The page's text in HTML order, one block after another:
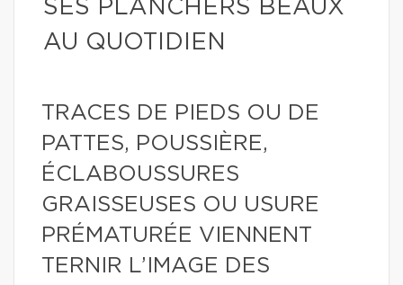
SES PLANCHERS BEAUX
AU QUOTIDIEN
TRACES DE PIEDS OU DE
PATTES, POUSSIÈRE,
ÉCLABOUSSURES
GRAISSEUSES OU USURE
PRÉMATURÉE VIENNENT
TERNIR L’IMAGE DES